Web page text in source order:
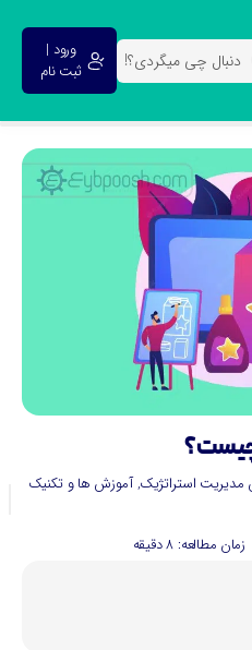
ورود |
ثبت نام
استراتژیک,آموزش ها و تکنیک
8 دقیقه